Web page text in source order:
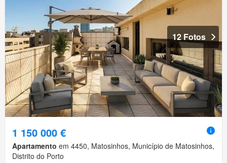
12 Fotos
1 150 000 €
Apartamento em 4450, Matosinhos, Município de Matosinhos,
Distrito do Porto